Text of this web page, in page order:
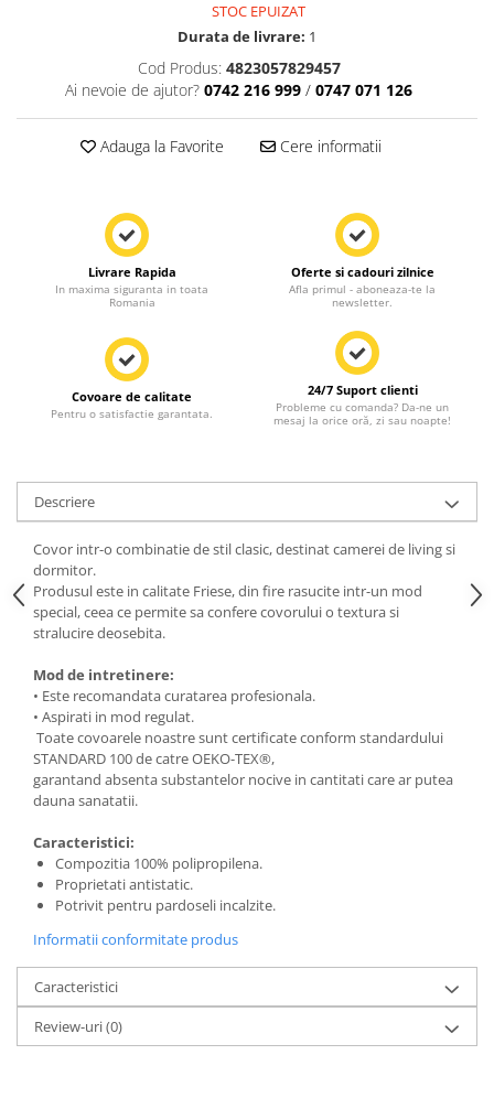
STOC EPUIZAT
Durata de livrare: 1
Cod Produs: 4823057829457
Ai nevoie de ajutor? 0742 216 999 / 0747 071 126
Adauga la Favorite Cere informatii
Livrare Rapida
In maxima siguranta in toata
Romania
Oferte si cadouri zilnice
Afla primul - aboneaza-te la
newsletter.
Covoare de calitate
Pentru o satisfactie garantata.
24/7 Suport clienti
Probleme cu comanda? Da-ne un
mesaj la orice oră, zi sau noapte!
Descriere
Covor intr-o combinatie de stil clasic, destinat camerei de living si
dormitor.
Produsul este in calitate Friese, din fire rasucite intr-un mod
special, ceea ce permite sa confere covorului o textura si
stralucire deosebita.
Mod de intretinere:
• Este recomandata curatarea profesionala.
• Aspirati in mod regulat.
Toate covoarele noastre sunt certificate conform standardului
STANDARD 100 de catre OEKO-TEX®,
garantand absenta substantelor nocive in cantitati care ar putea
dauna sanatatii.
Caracteristici:
Compozitia 100% polipropilena.
Proprietati antistatic.
Potrivit pentru pardoseli incalzite.
Informatii conformitate produs
Caracteristici
Review-uri(0)